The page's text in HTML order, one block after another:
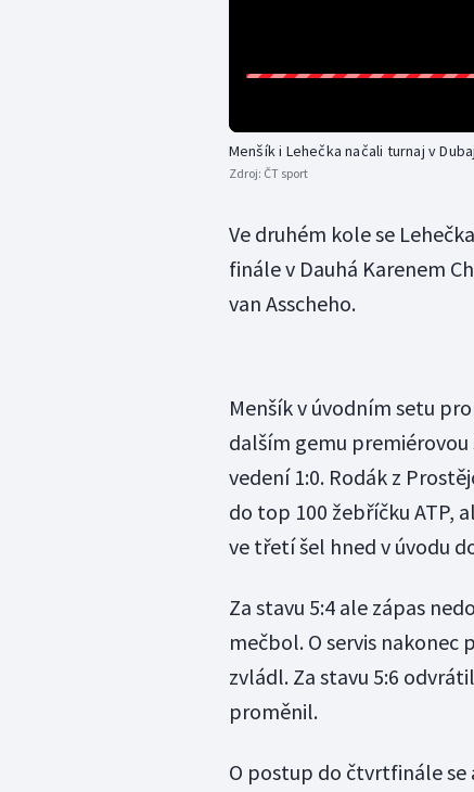
Menšík i Lehečka načali turnaj v
Zdroj: ČT sport
Ve druhém kole se
finále v Dauhá Karenem
van Asscheho.
Menšík v úvodním setu
dalším gemu premiérovou
vedení 1:0. Rodák z
do top 100 žebříčku ATP,
ve třetí šel hned v úvodu
Za stavu 5:4 ale zápas
mečbol. O servis
zvládl. Za stavu 5:6
proměnil.
O postup do čtvrtfinále se